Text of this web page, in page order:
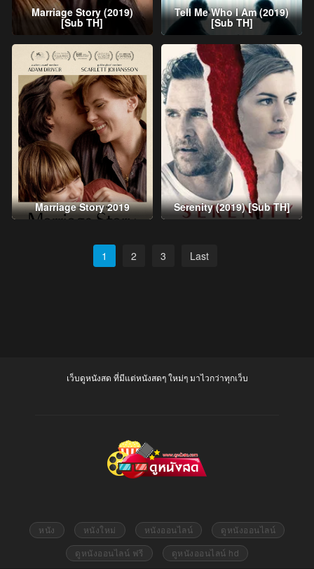
Marriage Story (2019)
[Sub TH]
Tell Me Who I Am (2019)
[Sub TH]
Marriage Story 2019 Serenity (2019) [Sub TH]
1 2 3 Last
เว็บดูหนังสด ที่มีแต่หนังสดๆ ใหม่ๆ มาไวกว่าทุกเว็บ
หนัง หนังใหม่ หนังออนไลน์
ดูหนังออนไลน์
ดูหนังออนไลน์ ฟรี
ดูหนังออนไลน์ hd